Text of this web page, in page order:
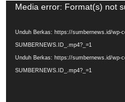
Pemutar
Media error: Format(s) not
Unduh Berkas: https://sumbernews.id/wp-
SUMBERNEWS.ID_.mp4?_=1
Unduh Berkas: https://sumbernews.id/wp-
SUMBERNEWS.ID_.mp4?_=1